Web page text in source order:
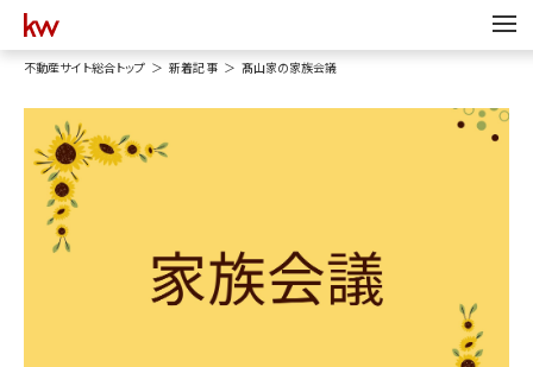
不動産サイト総合トップ 新着記事 髙山家の家族会議